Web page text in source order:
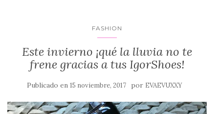
FASHION
Este invierno ¡qué la lluvia no te
frene gracias a tus IgorShoes!
Publicado en 15 noviembre, 2017 por EVAEVUXXY